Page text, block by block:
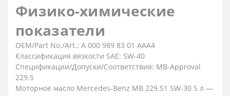
Физико-химические
показатели
OEM/Part No./Art.: A 000 989 83 01 AAA4
Классификация вязкости SAE: 5W-40
Спецификации/Допуски/Соответствия: MB-Approval
229.5
Моторное масло Mercedes-Benz MB 229.51 5W-30 5 л —